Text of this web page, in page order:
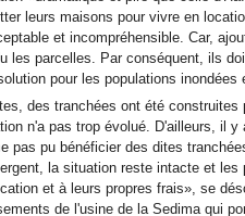
leurs maisons pour vivre en
et incompréhensible. Car,
les parcelles. Par conséquent, ils
pour les populations
des tranchées ont été
n'a pas trop évolué. D'ailleurs, il
pas pu bénéficier des ­dites
la situation reste intacte et
et à leurs propres frais», se
de l'usine de la Sedima qui